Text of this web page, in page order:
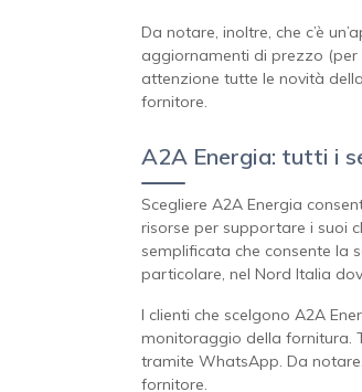
Da notare, inoltre, che c’è
aggiornamenti di prezzo
attenzione tutte le novità
fornitore.
A2A Energia: tutti i
Scegliere A2A Energia
risorse per supportare i suoi
semplificata che consente la
particolare, nel Nord Italia
I clienti che scelgono A2A
monitoraggio della fornitura.
tramite WhatsApp. Da
fornitore.